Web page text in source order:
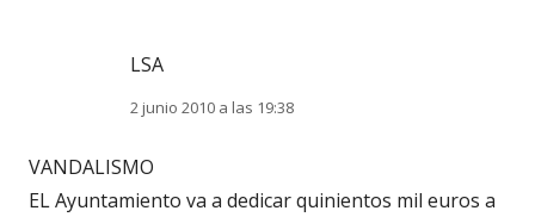
LSA
2 junio 2010 a las 19:38
VANDALISMO
EL Ayuntamiento va a dedicar quinientos mil euros a